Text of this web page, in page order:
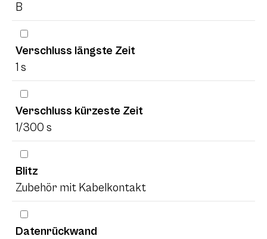
B
Verschluss längste Zeit
1 s
Verschluss kürzeste Zeit
1/300 s
Blitz
Zubehör mit Kabelkontakt
Datenrückwand